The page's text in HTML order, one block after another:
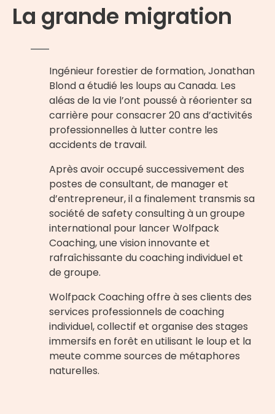
La grande migration​
Ingénieur forestier de formation, Jonathan
Blond a étudié les loups au Canada. Les
aléas de la vie l’ont poussé à réorienter sa
carrière pour consacrer 20 ans d’activités
professionnelles à lutter contre les
accidents de travail.
Après avoir occupé successivement des
postes de consultant, de manager et
d’entrepreneur, il a finalement transmis sa
société de safety consulting à un groupe
international pour lancer Wolfpack
Coaching, une vision innovante et
rafraîchissante du coaching individuel et
de groupe.
Wolfpack Coaching offre à ses clients des
services professionnels de coaching
individuel, collectif et organise des stages
immersifs en forêt en utilisant le loup et la
meute comme sources de métaphores
naturelles.